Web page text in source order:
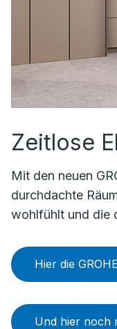
Zeitlose
Mit den neuen
durchdachte
wohlfühlt und die
Hier die
Und hier noch